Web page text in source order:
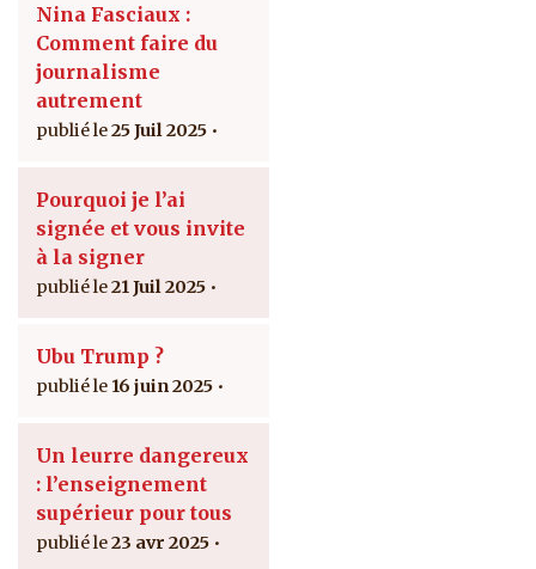
Nina Fasciaux :
Comment faire du
journalisme
autrement
25 Juil 2025
Pourquoi je l’ai
signée et vous invite
à la signer
21 Juil 2025
Ubu Trump ?
16 juin 2025
Un leurre dangereux
: l’enseignement
supérieur pour tous
23 avr 2025